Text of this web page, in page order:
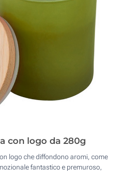
con logo da 280g
logo che diffondono aromi, come
fantastico e premuroso,